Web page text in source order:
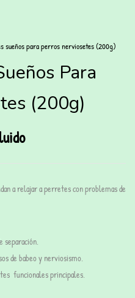
sueños para perros nerviosetes (200g)
Para
(200g)
a relajar a perretes con problemas de
separación.
de babeo y nerviosismo.
funcionales principales.